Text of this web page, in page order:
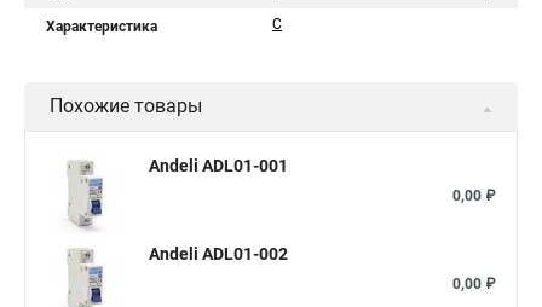
Характеристика C
Похожие товары
Andeli ADL01-001
0,00 ₽
Andeli ADL01-002
0,00 ₽